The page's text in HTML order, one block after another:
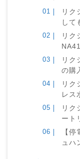
リク
して
リク
リク
の購
リク
レス
リク
ート
【
ュハ